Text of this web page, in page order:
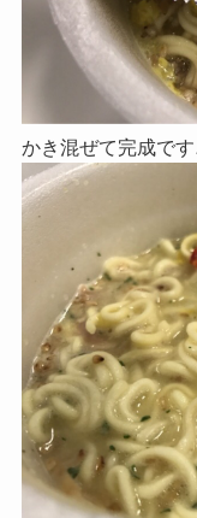
かき混ぜて完成です